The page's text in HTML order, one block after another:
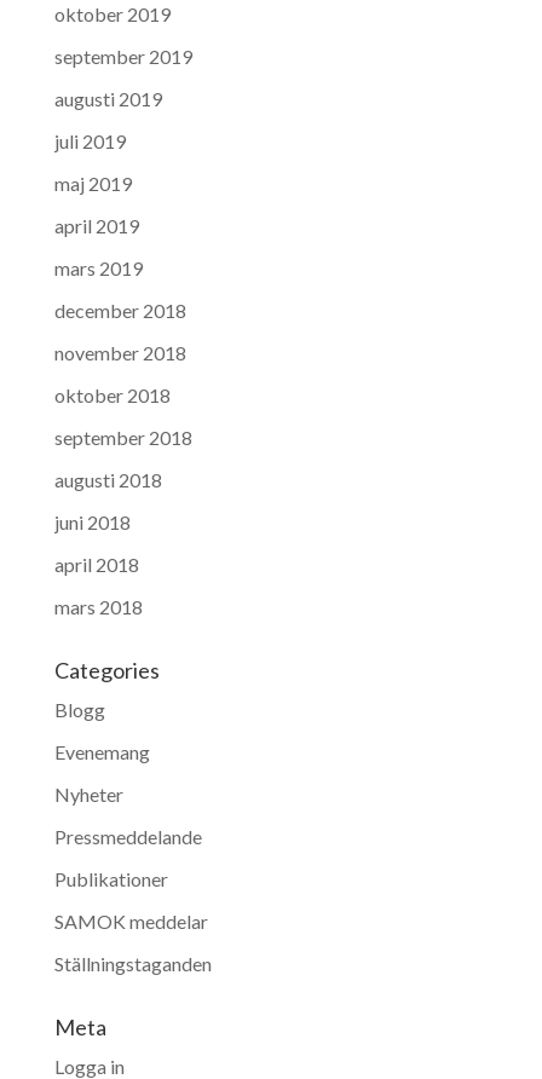
oktober 2019
september 2019
augusti 2019
juli 2019
maj 2019
april 2019
mars 2019
december 2018
november 2018
oktober 2018
september 2018
augusti 2018
juni 2018
april 2018
mars 2018
Categories
Blogg
Evenemang
Nyheter
Pressmeddelande
Publikationer
SAMOK meddelar
Ställningstaganden
Meta
Logga in